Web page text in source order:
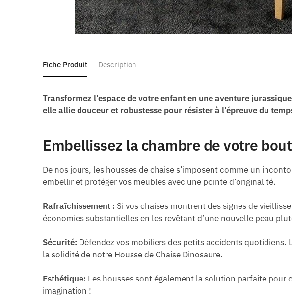
Fiche Produit Description
Transformez l’espace de votre enfant en une aventure
elle allie douceur et robustesse pour résister à l’épreuve du
Embellissez la chambre de votre
De nos jours, les housses de chaise s’imposent comme un
embellir et protéger vos meubles avec une pointe d’originalité.
Rafraîchissement : Si vos chaises montrent des signes de
économies substantielles en les revêtant d’une nouvelle peau
Sécurité: Défendez vos mobiliers des petits accidents
la solidité de notre Housse de Chaise Dinosaure.
Esthétique: Les housses sont également la solution parfaite pour
imagination !